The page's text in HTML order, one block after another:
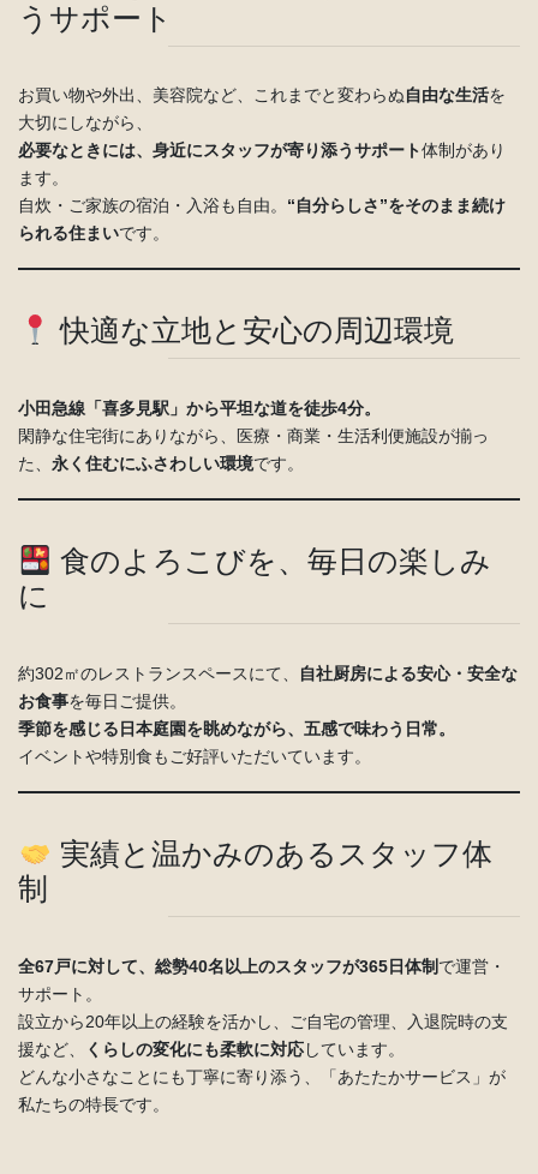
うサポート
お買い物や外出、美容院など、これまでと変わらぬ自由な生活を
大切にしながら、
必要なときには、身近にスタッフが寄り添うサポート体制があり
ます。
自炊・ご家族の宿泊・入浴も自由。 “自分らしさ”をそのまま続け
られる住まいです。
快適な立地と安心の周辺環境
小田急線「喜多見駅」から平坦な道を徒歩4分。
閑静な住宅街にありながら、医療・商業・生活利便施設が揃っ
た、 永く住むにふさわしい環境です。
食のよろこびを、毎日の楽しみ
に
約302㎡のレストランスペースにて、
自社厨房による安心・安全な
お食事を毎日ご提供。
季節を感じる日本庭園を眺めながら、五感で味わう日常。
イベントや特別食もご好評いただいています。
実績と温かみのあるスタッフ体
制
全67戸に対して、総勢40名以上のスタッフが365日体制 で運営・
サポート。
設立から20年以上の経験を活かし、ご自宅の管理、入退院時の支
援など、
くらしの変化にも柔軟に対応しています。
どんな小さなことにも丁寧に寄り添う、「あたたかサービス」が
私たちの特長です。